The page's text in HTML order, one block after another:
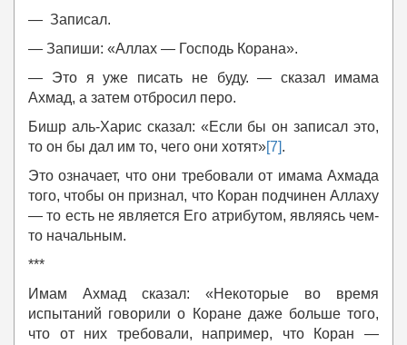
— Записал.
— Запиши: «Аллах — Господь Корана».
— Это я уже писать не буду. — сказал имама
Ахмад, а затем отбросил перо.
Бишр аль-Харис сказал: «Если бы он записал это,
то он бы дал им то, чего они хотят»[7].
Это означает, что они требовали от имама Ахмада
того, чтобы он признал, что Коран подчинен Аллаху
— то есть не является Его атрибутом, являясь чем-
то начальным.
***
Имам Ахмад сказал: «Некоторые во время
испытаний говорили о Коране даже больше того,
что от них требовали, например, что Коран —